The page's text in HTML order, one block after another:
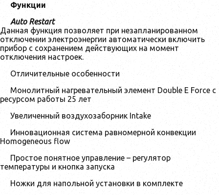
Функции
Auto Restart
Данная функция позволяет при незапланированном
отключении электроэнергии автоматически включить
прибор с сохранением действующих на момент
отключения настроек.
Отличительные особенности
Монолитный нагревательный элемент Double E Force c
ресурсом работы 25 лет
Увеличенный воздухозаборник Intake
Инновационная система равномерной конвекции
Homogeneous flow
Простое понятное управление – регулятор
температуры и кнопка запуска
Ножки для напольной установки в комплекте